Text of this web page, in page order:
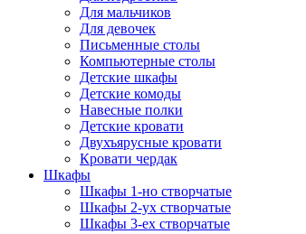
Для мальчиков
Для девочек
Письменные столы
Компьютерные столы
Детские шкафы
Детские комоды
Навесные полки
Детские кровати
Двухъярусные кровати
Кровати чердак
Шкафы
Шкафы 1-но створчатые
Шкафы 2-ух створчатые
Шкафы 3-ех створчатые